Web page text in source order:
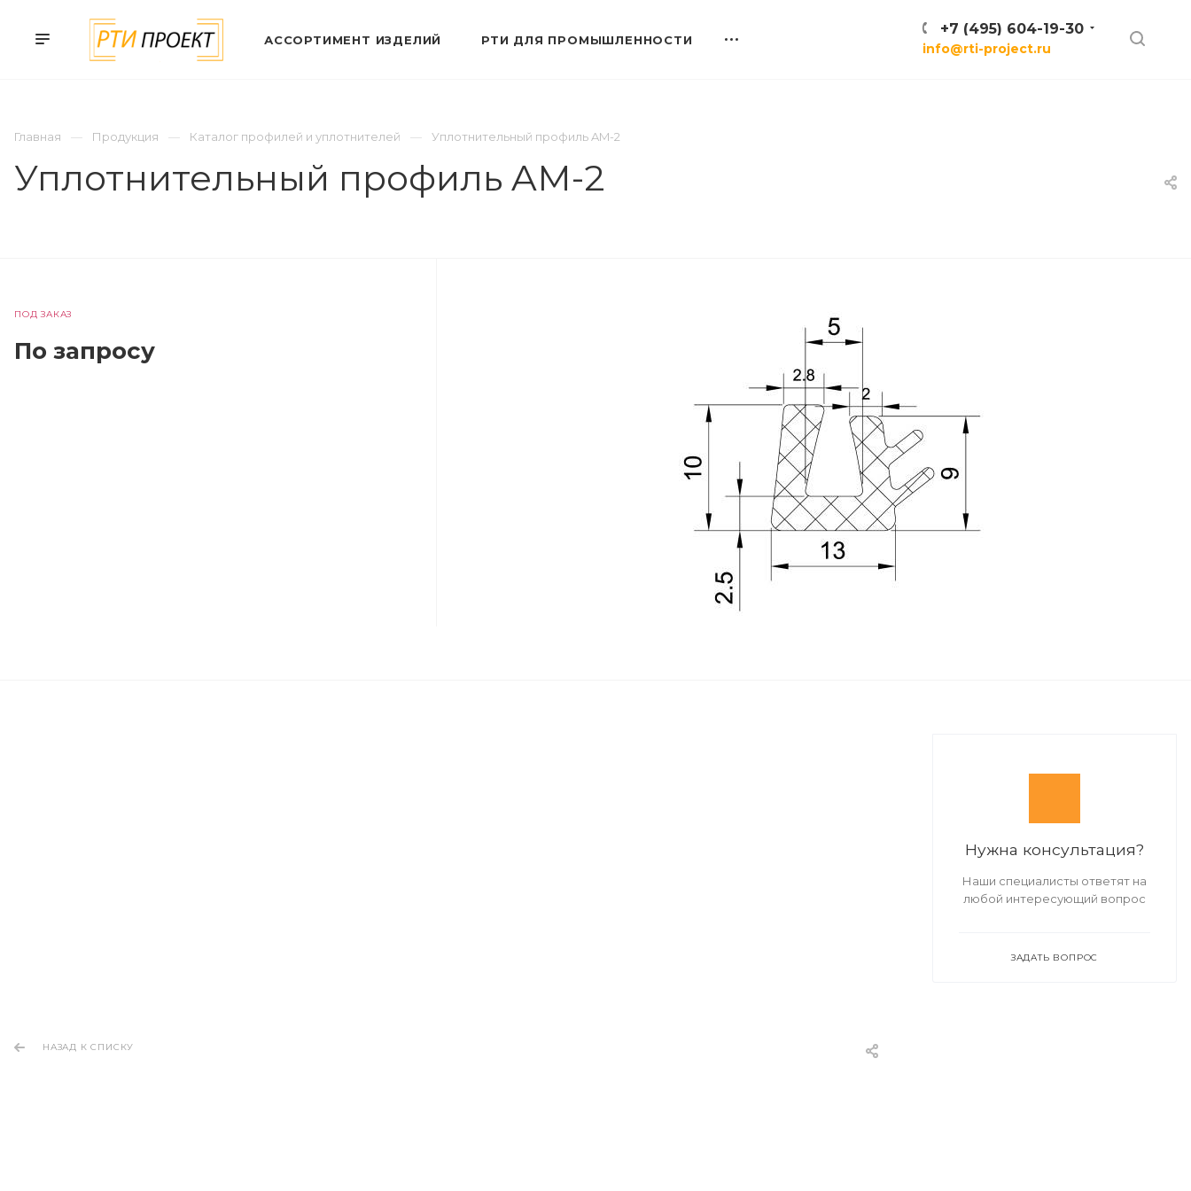
+7 (495) 604-19-30
info@rti-project.ru
АССОРТИМЕНТ ИЗДЕЛИЙ РТИ ДЛЯ ПРОМЫШЛЕННОСТИ
Главная Продукция Каталог профилей и уплотнителей Уплотнительный профиль AM-2
Уплотнительный профиль AM-2
ПОД ЗАКАЗ
По запросу
Нужна консультация?
Наши специалисты ответят на
любой интересующий вопрос
ЗАДАТЬ ВОПРОС
НАЗАД К СПИСКУ